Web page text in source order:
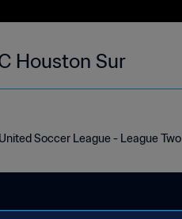
Men vs AC Houston Sur
Soccer League - League Two